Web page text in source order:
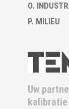
O.
P. MILIEU
Uw
kalibratie